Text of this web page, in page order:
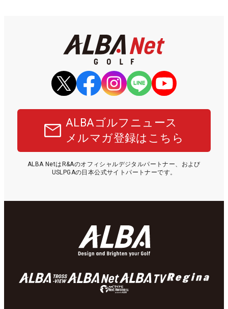
ALBAゴルフニュース
メルマガ登録はこちら
ALBA NetはR&Aのオフィシャルデジタルパートナー、および
USLPGAの日本公式サイトパートナーです。